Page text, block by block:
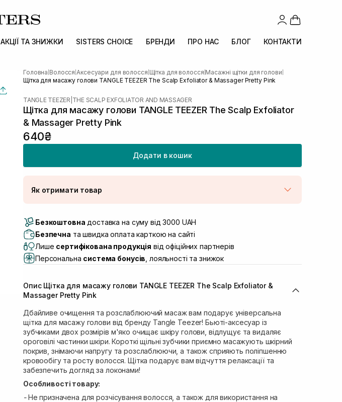
АКЦІЇ ТА ЗНИЖКИ SISTERS CHOICE БРЕНДИ ПРО НАС БЛОГ КОНТАКТИ
Головна Волосся Аксесуари для волосся Щітка для волосся Масажні щітки для голови
Щітка для масажу голови TANGLE TEEZER The Scalp Exfoliator & Massager Pretty Pink
TANGLE TEEZER THE SCALP EXFOLIATOR AND MASSAGER
Щітка для масажу голови TANGLE TEEZER The Scalp Exfoliator
& Massager Pretty Pink
640₴
Додати в кошик
Як отримати товар
Самовивіз м. Луцьк, вул. Винниченка 4
Самовивіз м. Львів, вул. Академіка Підстригача, 1В (Duck’s
Самовивіз м. Львів, вул. Івана Франка 36
Самовивіз м. Львів, вул. Степана Бандери 45 В наявності
Самовивіз м. Рівне, вул. Кулика і Гудачека 23 (ТЦ Екватор) В наявності
Безкоштовна доставка на суму від 3000 UAH
Безпечна та швидка оплата карткою на сайті
Лише сертифікована продукція від офіційних партнерів
Персональна система бонусів , лояльності та знижок
Опис Щітка для масажу голови TANGLE TEEZER The Scalp Exfoliator &
Massager Pretty Pink
Дбайливе очищення та розслаблюючий масаж вам подарує універсальна
щітка для масажу голови від бренду Tangle Teezer! Бьюті-аксесуар із
зубчиками двох розмірів м'яко очищає шкіру голови, відлущує та видаляє
ороговілі частинки шкіри. Короткі щільні зубчики приємно масажують шкірний
покрив, знімаючи напругу та розслаблюючи, а також сприяють поліпшенню
кровообігу та росту волосся. Щітка подарує вам відчуття релаксації та
забезпечить догляд за локонами!
Особливості товару:
-Не призначена для розчісування волосся, а також для використання на